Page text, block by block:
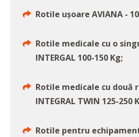
Rotile ușoare AVIANA -
Rotile medicale cu o
INTERGAL 100-150 Kg;
Rotile medicale cu două
INTEGRAL TWIN 125-250
Rotile pentru